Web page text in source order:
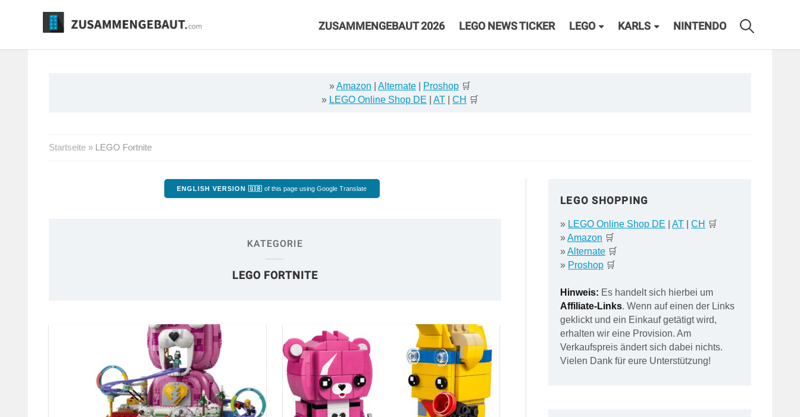
ZUSAMMENGEBAUT 2026 LEGO NEWS TICKER LEGO KARLS NINTENDO
»Amazon Alternate Proshop 🛒
» LEGO Online Shop DE AT CH 🛒
Startseite » LEGO Fortnite
ENGLISH VERSION 🇬🇧 of this page using Google Translate
KATEGORIE
LEGO FORTNITE
LEGO SHOPPING
» LEGO Online Shop DE AT| CH 🛒
»Amazon 🛒
»Alternate🛒
» Proshop🛒
Hinweis: Es handelt sich hierbei um
Affiliate-Links. Wenn auf einen der Links
geklickt und ein Einkauf getätigt wird,
erhalten wir eine Provision. Am
Verkaufspreis ändert sich dabei nichts.
Vielen Dank für eure Unterstützung!